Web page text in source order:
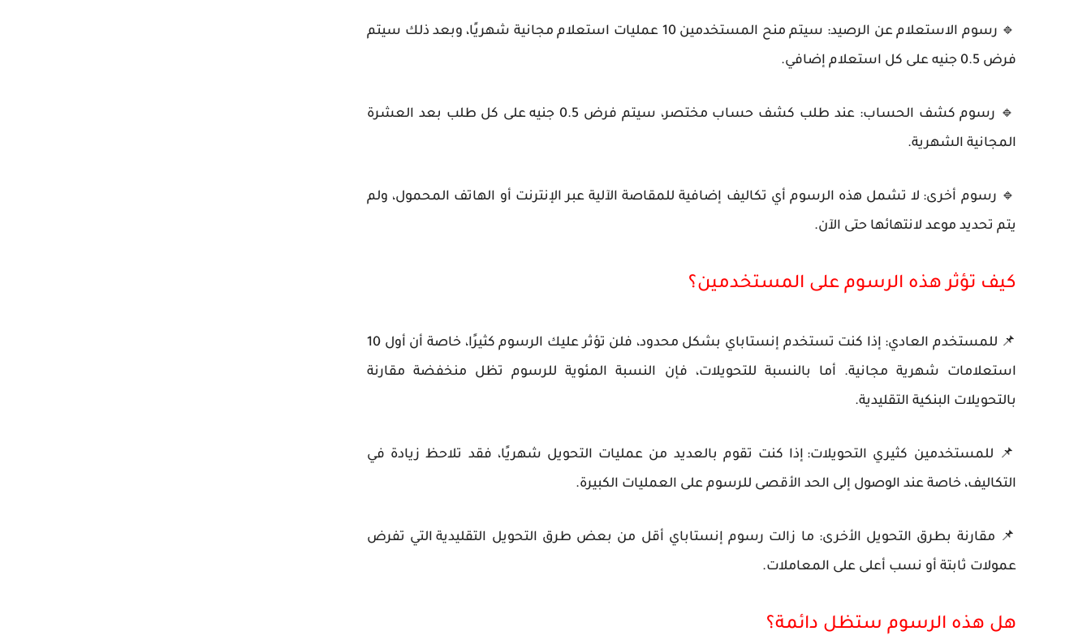
🔹 رسوم الاستعلام عن الرصيد: سيتم منح المستخدمين10 عمليات استعلام مجانية شهريًا
، وبعد ذلك سيتم
فرض 0.5 جنيه على كل استعلام إضافي.
🔹 رسوم كشف الحساب: عند طلب كشف حساب مختصر، سيتم فرض 0.5 جنيه
على كل طلب بعد العشرة
المجانية الشهرية.
🔹 رسوم أخرى: لا تشمل هذه الرسوم أي تكاليف إضافية للمقاصة الآلية عبر الإنترنت أو الهاتف المحمول، ولم
يتم تحديد موعد لانتهائها حتى الآن.
كيف تؤثر هذه الرسوم على المستخدمين؟
📌 للمستخدم العادي: إذا كنت تستخدم إنستاباي بشكل محدود، فلن تؤثر عليك الرسوم كثيرًا، خاصة أن أول 10
استعلامات شهرية مجانية. أما بالنسبة للتحويلات، فإن النسبة المئوية للرسوم تظل منخفضة مقارنة
بالتحويلات البنكية التقليدية.
📌 للمستخدمين كثيري التحويلات: إذا كنت تقوم بالعديد من عمليات التحويل شهريًا، فقد تلاحظ زيادة في
التكاليف، خاصة عند الوصول إلى الحد الأقصى للرسوم على العمليات الكبيرة.
📌 مقارنة بطرق التحويل الأخرى: ما زالت رسوم إنستاباي أقل من بعض طرق التحويل التقليديةالتي تفرض
عمولات ثابتة أو نسب أعلى على المعاملات.
هل هذه الرسوم ستظل دائمة؟